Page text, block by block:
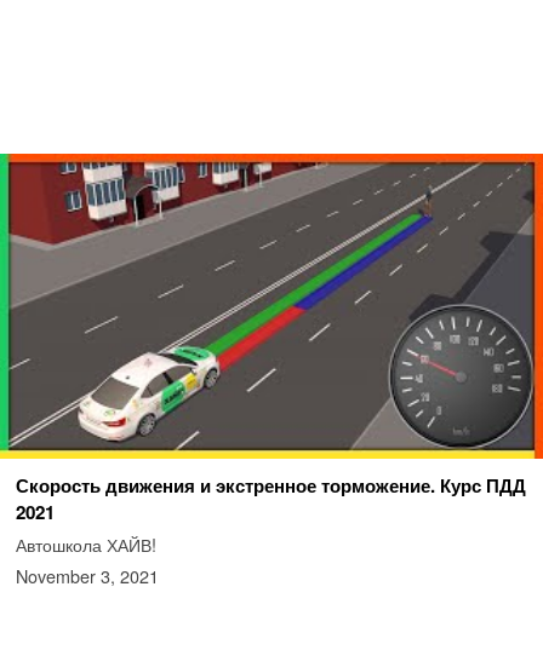
Скорость движения и экстренное торможение. Курс ПДД
2021
Автошкола ХАЙВ!
November 3, 2021